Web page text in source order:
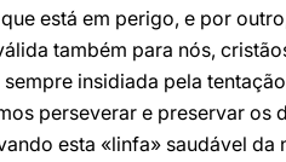
está em perigo, e por
também para nós,
insidiada pela
perseverar e preservar os
esta «linfa» saudável da